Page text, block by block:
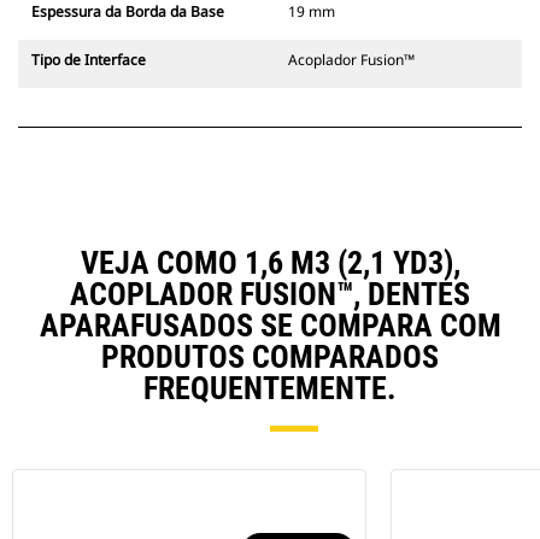
Espessura da Borda da Base 19 mm
Tipo de Interface Acoplador Fusion™
VEJA COMO 1,6 M3 (2,1 YD3),
ACOPLADOR FUSION™, DENTES
APARAFUSADOS SE COMPARA COM
PRODUTOS COMPARADOS
FREQUENTEMENTE.